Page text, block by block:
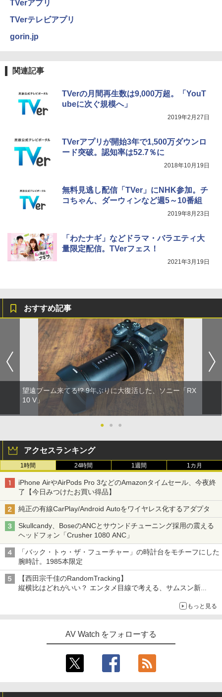
TVerアプリ
TVerテレビアプリ
gorin.jp
関連記事
TVerの月間再生数は9,000万超。「YouT
ubeに次ぐ規模へ」
2019年2月27日
TVerアプリが開始3年で1,500万ダウンロ
ード突破。認知率は52.7％に
2018年10月19日
無料見逃し配信「TVer」にNHK参加。チ
コちゃん、ダーウィンなど週5～10番組
2019年8月23日
「わたナギ」などドラマ・バラエティ大
量限定配信。TVerフェス！
2021年3月19日
おすすめ記事
望遠ブーム来てる!? 9年ぶりに大復活した、ソニー「RX
10 V」
● ● ●
アクセスランキング
1時間 24時間 1週間 1カ月
iPhone AirやAirPods Pro 3などのAmazonタイムセール、今夜終
了【今日みつけたお買い得品】
純正の有線CarPlay/Android Autoをワイヤレス化するアダプタ
Skullcandy、BoseのANCとサウンドチューニング採用の震える
ヘッドフォン「Crusher 1080 ANC」
「バック・トゥ・ザ・フューチャー」の時計台をモチーフにした
腕時計。1985本限定
【西田宗千佳のRandomTracking】
縦横比はどれがいい？ エンタメ目線で考える、サムスン新
もっと見る
AV Watch をフォローする